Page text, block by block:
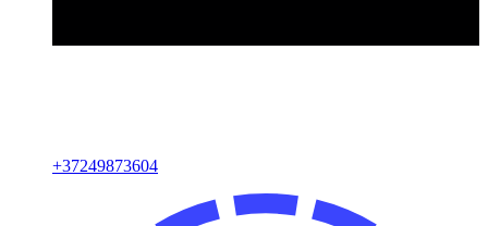
+37249873604